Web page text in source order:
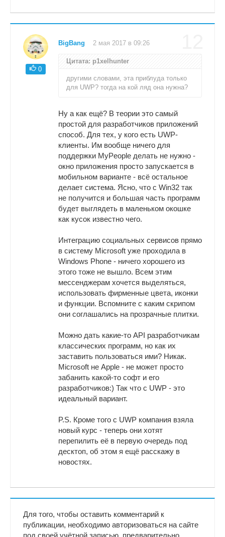
0
BigBang 2 мая 2017 в 09:26
Цитата: p1xelhunter
другими словами, эта приблуда только
для UWP? тогда на кой ляд она нужна?
Ну а как ещё? В теории это самый
простой для разработчиков приложений
способ. Для тех, у кого есть UWP-
клиенты. Им вообще ничего для
поддержки MyPeople делать не нужно -
окно приложения просто запускается в
мобильном варианте - всё остальное
делает система. Ясно, что с Win32 так
не получится и большая часть программ
будет выглядеть в маленьком окошке
как кусок известно чего.
Интеграцию социальных сервисов прямо
в систему Microsoft уже проходила в
Windows Phone - ничего хорошего из
этого тоже не вышло. Всем этим
мессенджерам хочется выделяться,
использовать фирменные цвета, иконки
и функции. Вспомните с каким скрипом
они соглашались на прозрачные плитки.
Можно дать какие-то API разработчикам
классических программ, но как их
заставить пользоваться ими? Никак.
Microsoft не Apple - не может просто
забанить какой-то софт и его
разработчиков:) Так что с UWP - это
идеальный вариант.
P.S. Кроме того c UWP компания взяла
новый курс - теперь они хотят
перепилить её в первую очередь под
десктоп, об этом я ещё расскажу в
новостях.
Для того, чтобы оставить комментарий к
публикации, необходимо авторизоваться на сайте